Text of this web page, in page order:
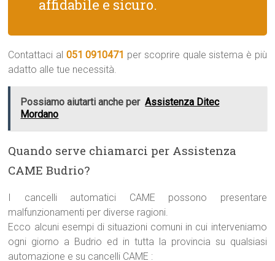
affidabile e sicuro.
Contattaci al 051 0910471 per scoprire quale sistema è più
adatto alle tue necessità.
Possiamo aiutarti anche per Assistenza Ditec
Mordano
Quando serve chiamarci per Assistenza
CAME Budrio?
I cancelli automatici CAME possono presentare
malfunzionamenti per diverse ragioni.
Ecco alcuni esempi di situazioni comuni in cui interveniamo
ogni giorno a Budrio ed in tutta la provincia su qualsiasi
automazione e su cancelli CAME :